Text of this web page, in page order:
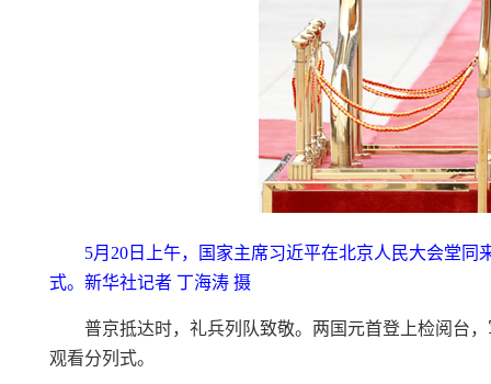
5月20日上午，国家主席习近平在北京人民大会堂
式。新华社记者 丁海涛 摄
普京抵达时，礼兵列队致敬。两国元首登上检阅台
观看分列式。